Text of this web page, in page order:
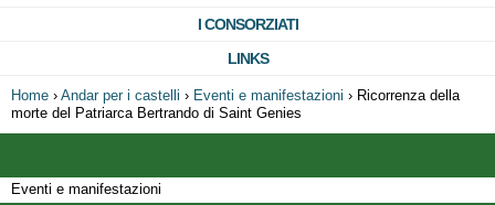
I CONSORZIATI
LINKS
Home › Andar per i castelli › Eventi e manifestazioni › Ricorrenza della
morte del Patriarca Bertrando di Saint Genies
Eventi e manifestazioni